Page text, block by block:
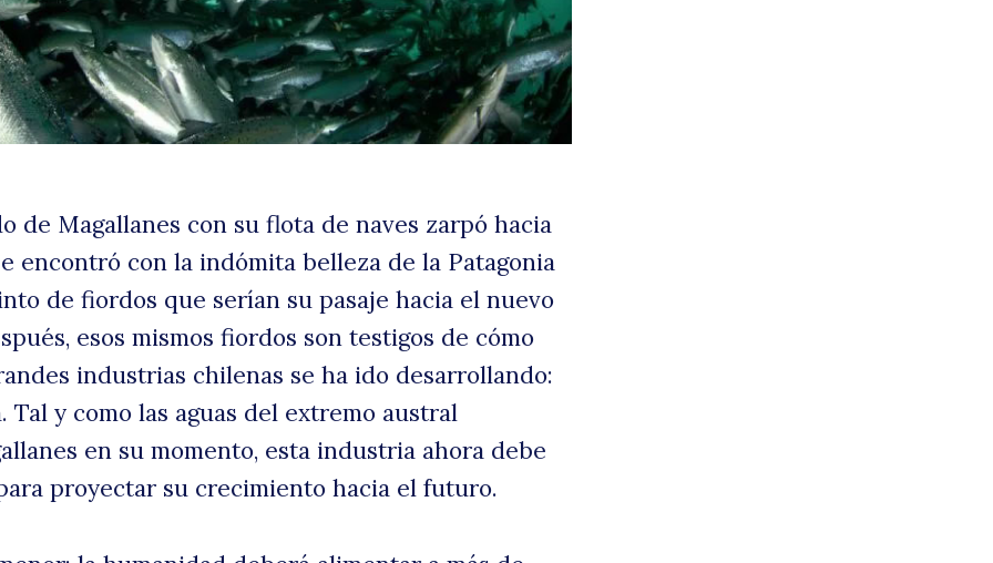
de Magallanes con su flota de naves zarpó hacia
encontró con la indómita belleza de la Patagonia
de fiordos que serían su pasaje hacia el nuevo
esos mismos fiordos son testigos de cómo
industrias chilenas se ha ido desarrollando:
Tal y como las aguas del extremo austral
en su momento, esta industria ahora debe
proyectar su crecimiento hacia el futuro.